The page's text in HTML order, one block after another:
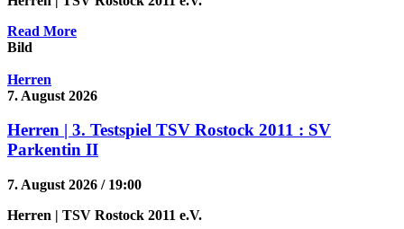
Read More
Bild
Herren
7. August 2026
Herren | 3. Testspiel TSV Rostock 2011 : SV
Parkentin II
7. August 2026 / 19:00
Herren | TSV Rostock 2011 e.V.